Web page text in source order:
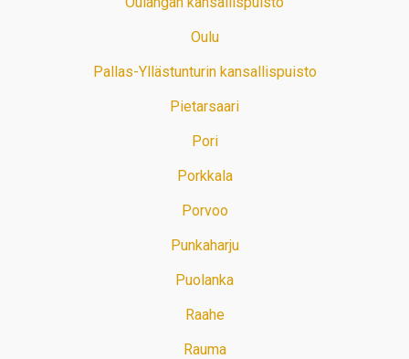
Oulu
Pallas-Yllästunturin kansallispuisto
Pietarsaari
Pori
Porkkala
Porvoo
Punkaharju
Puolanka
Raahe
Rauma